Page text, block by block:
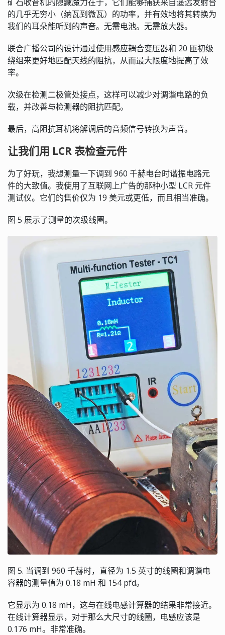
的几乎无穷小（纳瓦到微瓦）的功率，并有效地将其转换为
我们的耳朵能听到的声音。无需电池。无需放大器。
联合广播公司的设计通过使用感应耦合变压器和 20 匝初级
绕组来更好地匹配天线的阻抗，从而最大限度地提高了效
率。
次级在检测二极管处接点，这样可以减少对调谐电路的负
载，并改善与检测器的阻抗匹配。
最后，高阻抗耳机将解调后的音频信号转换为声音。
让我们用 LCR 表检查元件
为了好玩，我想测量一下调到 960 千赫电台时谐振电路元
件的大致值。我使用了互联网上广告的那种小型 LCR 元件
测试仪。它们的售价仅为 19 美元或更低，而且相当准确。
图 5 展示了测量的次级线圈。
图 5. 当调到 960 千赫时，直径为 1.5 英寸的线圈和调谐电
容器的测量值为 0.18 mH 和 154 pfd。
它显示为 0.18 mH，这与在线电感计算器的结果非常接近。
在线计算器显示，对于那么大尺寸的线圈，电感应该是
0.176 mH。非常准确。